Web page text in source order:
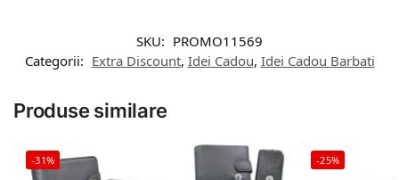
SKU: PROMO11569
Categorii: Extra Discount, Idei Cadou, Idei Cadou Barbati
Produse similare
-31% -25%